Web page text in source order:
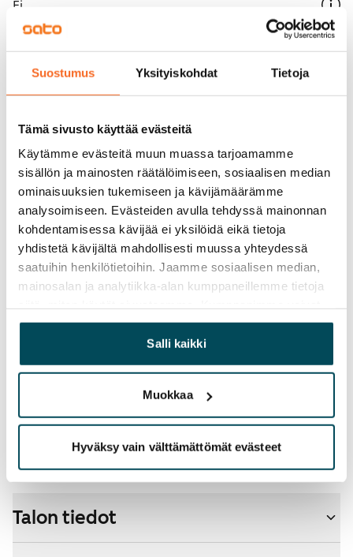
Suostumus Yksityiskohdat Tietoja
Tämä sivusto käyttää evästeitä
Käytämme evästeitä muun muassa tarjoamamme
sisällön ja mainosten räätälöimiseen, sosiaalisen median
ominaisuuksien tukemiseen ja kävijämäärämme
analysoimiseen. Evästeiden avulla tehdyssä mainonnan
kohdentamisessa kävijää ei yksilöidä eikä tietoja
yhdistetä kävijältä mahdollisesti muussa yhteydessä
saatuihin henkilötietoihin. Jaamme sosiaalisen median,
mainosalan ja analytiikka-alan kumppaneillemme tietoja
yhdistää näitä tietoja muihin tietoihin, joita olet antanut
heille tai joita on kerätty, kun olet käyttänyt heidän
palvelujaan.
Salli kaikki
Muokkaa
Hyväksy vain välttämättömät evästeet
Ei
Vuokra
Vuokravakuus
0 €, (yrityksille min. 1 kk vuokra)
Kotivakuutus
Pakollinen, ei sisälly vuokraan
Vesimaksu
Kulutuksen mukaan
Sähkömaksu
Vuokralainen solmii itse sähkösopimuksen.
Laajakaista
Vuokraan sisältyy 50 M laajakaistaliittymä. Voit hankkia
lisänopeutta etuhintaan ottamalla yhteyttä
Talon tiedot